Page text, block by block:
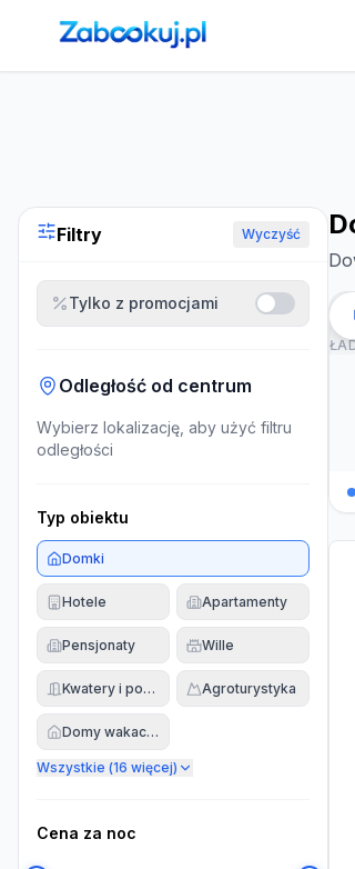
Strona główna ›Noclegi
Filtry Wyczyść
Tylko z promocjami
Odległość od centrum
Wybierz lokalizację, aby użyć filtru
odległości
Typ obiektu
Domki
Hotele Apartamenty
Pensjonaty Wille
Kwatery i pokoje Agroturystyka
Domy wakacyjne
Wszystkie (16 więcej)
Cena za noc